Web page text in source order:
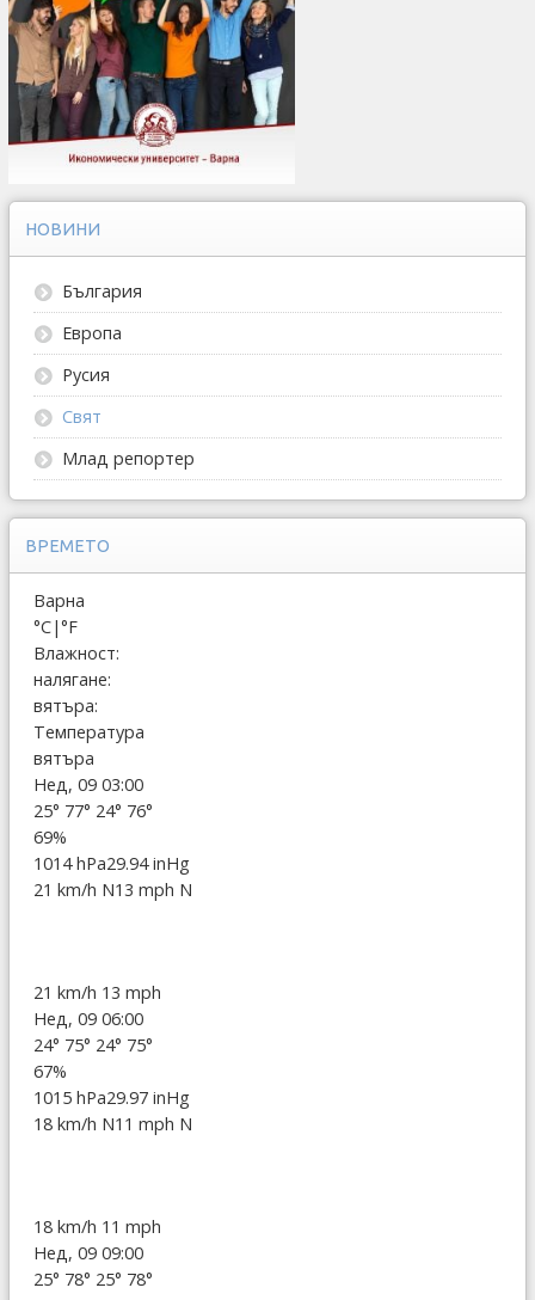
НОВИНИ
България
Европа
Русия
Свят
Млад репортер
ВРЕМЕТО
Варна
°C|°F
Влажност:
налягане:
вятъра:
Температура
вятъра
Нед, 09 03:00
25° 77° 24° 76°
69%
1014 hPa29.94 inHg
21 km/h N13 mph N
21 km/h 13 mph
Нед, 09 06:00
24° 75° 24° 75°
67%
1015 hPa29.97 inHg
18 km/h N11 mph N
18 km/h 11 mph
Нед, 09 09:00
25° 78° 25° 78°